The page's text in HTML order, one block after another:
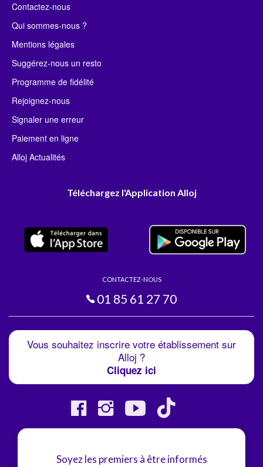
Contactez-nous
Qui sommes-nous ?
Mentions légales
Suggérez-nous un resto
Programme de fidélité
Rejoignez-nous
Signaler une erreur
Paiement en ligne
Alloj Actualités
Téléchargez l'Application Alloj
CONTACTEZ-NOUS
01 85 61 27 70
Vous souhaitez inscrire votre établissement sur
Alloj ?
Cliquez ici
Soyez les premiers à être informés